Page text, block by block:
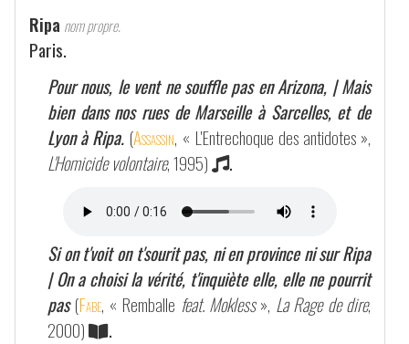
Ripa nom propre.
Paris.
Pour nous, le vent ne souffle pas en Arizona, | Mais
bien dans nos rues de Marseille à Sarcelles, et de
Lyon à Ripa. (Assassin, « L'Entrechoque des antidotes »,
L'Homicide volontaire, 1995) .
Si on t'voit on t'sourit pas, ni en province ni sur Ripa
| On a choisi la vérité, t'inquiète elle, elle ne pourrit
pas (Fabe, « Remballe feat. Mokless», La Rage de dire,
2000)
.